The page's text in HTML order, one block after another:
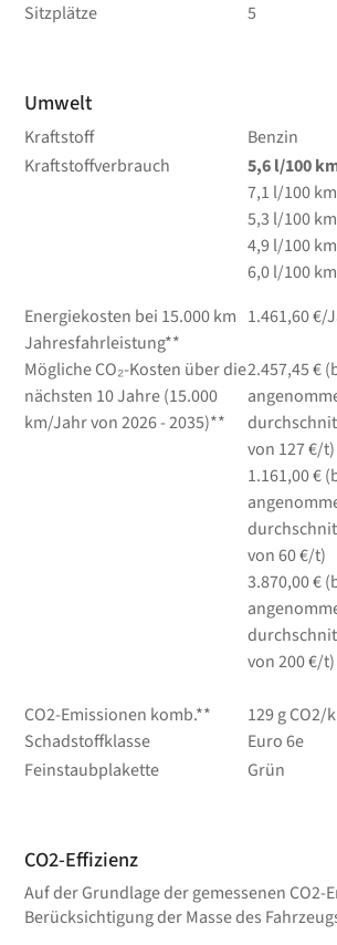
Sitzplätze
5
Umwelt
Kraftstoff
Benzin
Kraftstoffverbrauch
5,6l/100
7,1 l/100 km
5,3 l/100 km
4,9l/100 km
6,0l/100 km
Energiekosten bei 15.000 km
Jahresfahrleistung**
1.461,60 €/
Mögliche CO₂-Kosten über die
nächsten 10 Jahre (15.000
km/Jahr von 2026 - 2035)**
2.457,45 €
von 127 €/t)
1.161,00 €
von 60 €/t)
3.870,00 €
von 200 €/t)
CO2-Emissionen komb.**
129 g CO2/
Schadstoffklasse
Euro 6e
Feinstaubplakette
Grün
CO2-Effizienz
Auf der Grundlage der gemessenen CO2-
Berücksichtigung der Masse des